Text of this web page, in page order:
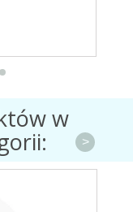
w
>